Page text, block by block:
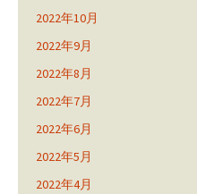
2022年10月
2022年9月
2022年8月
2022年7月
2022年6月
2022年5月
2022年4月